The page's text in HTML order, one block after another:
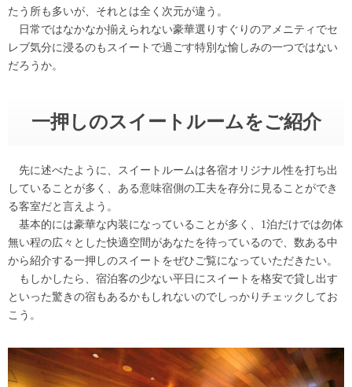
たう所も多いが、それとは全く次元が違う。
日常ではなかなか揃えられない豪華選りすぐりのアメニティでセ
レブ気分に浸るのもスイートで過ごす特別な愉しみの一つではない
だろうか。
一押しのスイートルームをご紹介
先に述べたように、スイートルームは各宿オリジナル性を打ち出
していることが多く、ある意味宿側の工夫を存分に見ることができ
る客室だと言えよう。
基本的には豪華な内装になっていることが多く、1泊だけでは勿体
無い程の広々とした快適空間があなたを待っているので、数ある中
から紹介する一押しのスイートをぜひご覧になっていただきたい。
もしかしたら、宿泊客の少ない平日にスイートを格安で貸し出す
といった驚きの宿もあるかもしれないのでしっかりチェックしてお
こう。